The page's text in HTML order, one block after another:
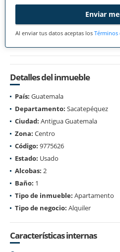
Enviar
Al enviar tus datos aceptas los Términos
Detalles del inmueble
País: Guatemala
Departamento: Sacatepéquez
Ciudad: Antigua Guatemala
Zona: Centro
Código: 9775626
Estado: Usado
Alcobas: 2
Baño: 1
Tipo de inmueble: Apartamento
Tipo de negocio: Alquiler
Características internas